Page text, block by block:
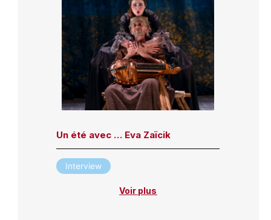
Un été avec … Eva Zaïcik
Interview
Voir plus